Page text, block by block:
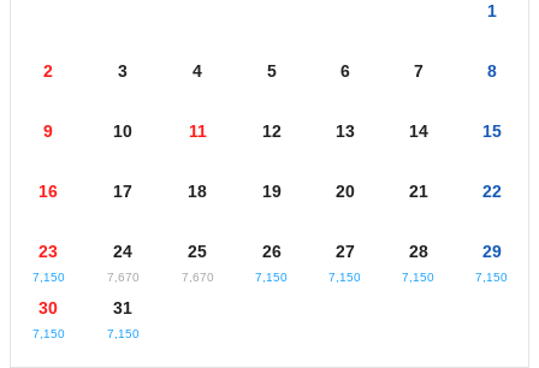
1
2 3 4 5 6 7 8
9 10 11 12 13 14 15
16 17 18 19 20 21 22
23
7,150
24
7,670
25
7,670
26
7,150
27
7,150
28
7,150
29
7,150
30
7,150
31
7,150